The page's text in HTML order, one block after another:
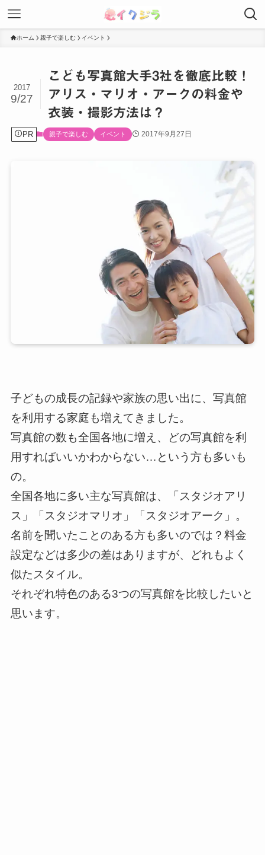
ホーム 親子で楽しむ イベント
こども写真館大手3社を徹底比較！
アリス・マリオ・アークの料金や
衣装・撮影方法は？
2017
9/27
PR 親子で楽しむ イベント 2017年9月27日
子どもの成長の記録や家族の思い出に、写真館
を利用する家庭も増えてきました。
写真館の数も全国各地に増え、どの写真館を利
用すればいいかわからない…という方も多いも
の。
全国各地に多い主な写真館は、「スタジオアリ
ス」「スタジオマリオ」「スタジオアーク」。
名前を聞いたことのある方も多いのでは？料金
設定などは多少の差はありますが、どれもよく
似たスタイル。
それぞれ特色のある3つの写真館を比較したいと
思います。